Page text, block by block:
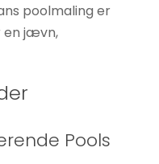
poolmaling er
en jævn,
Pools